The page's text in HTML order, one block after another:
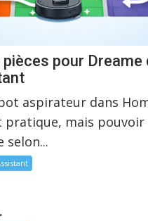
pièces pour Dreame
aspirateur dans
pratique, mais
selon...